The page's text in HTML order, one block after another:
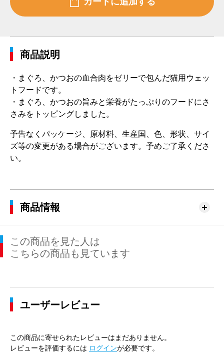
商品説明
・まぐろ、かつおの血合肉をゼリーで包んだ猫用ウェッ
トフードです。
・まぐろ、かつおの旨みと栄養がたっぷりのフードにさ
さみをトッピングしました。
予告なくパッケージ、原材料、生産国、色、形状、サイ
ズ等の変更がある場合がございます。予めご了承くださ
い。
商品情報
この商品を見た人は
こちらの商品も見ています
ユーザーレビュー
この商品に寄せられたレビューはまだありません。
レビューを評価するには ログインが必要です。